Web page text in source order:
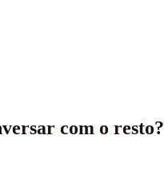
com o resto?